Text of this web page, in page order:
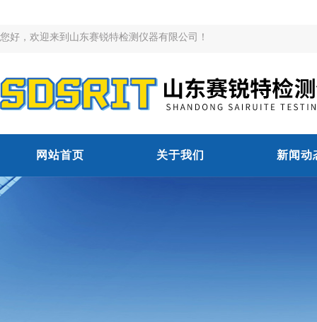
您好，欢迎来到山东赛锐特检测仪器有限公司！
网站首页 关于我们 新闻动